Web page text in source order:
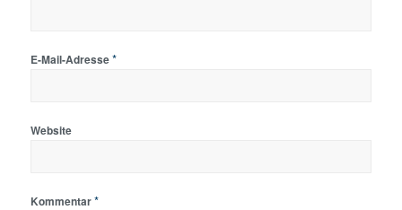
E-Mail-Adresse*
Website
Kommentar*